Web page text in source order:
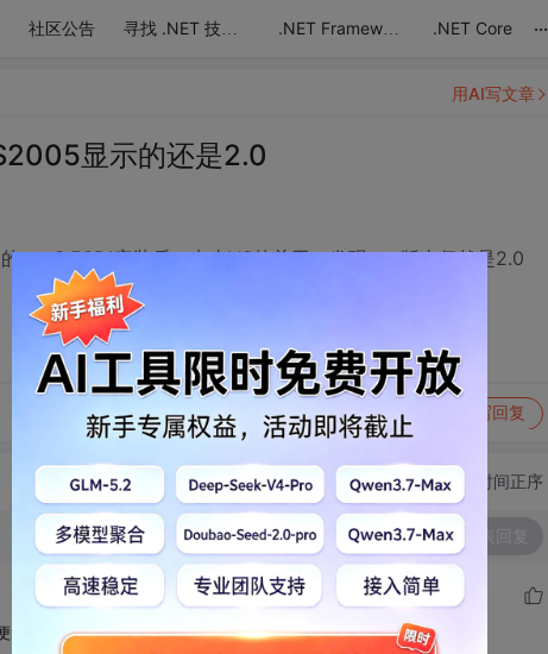
社区公告 寻找 .NET 技术达人 .NET Framework .NET Core ...
显示的还是2.0
.net3.5SP1安装后，点击VS的关于，发现.net版本仍然是2.0
转发到动态 举报 写回复
用AI写文章
切换为时间正序
了05，说是功能都一样，我一直用的是08不晓得会这样。